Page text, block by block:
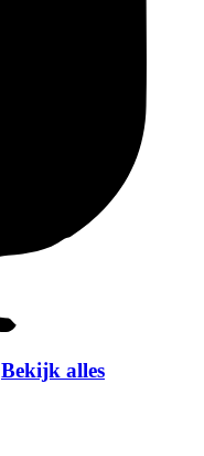
Bekijk alles